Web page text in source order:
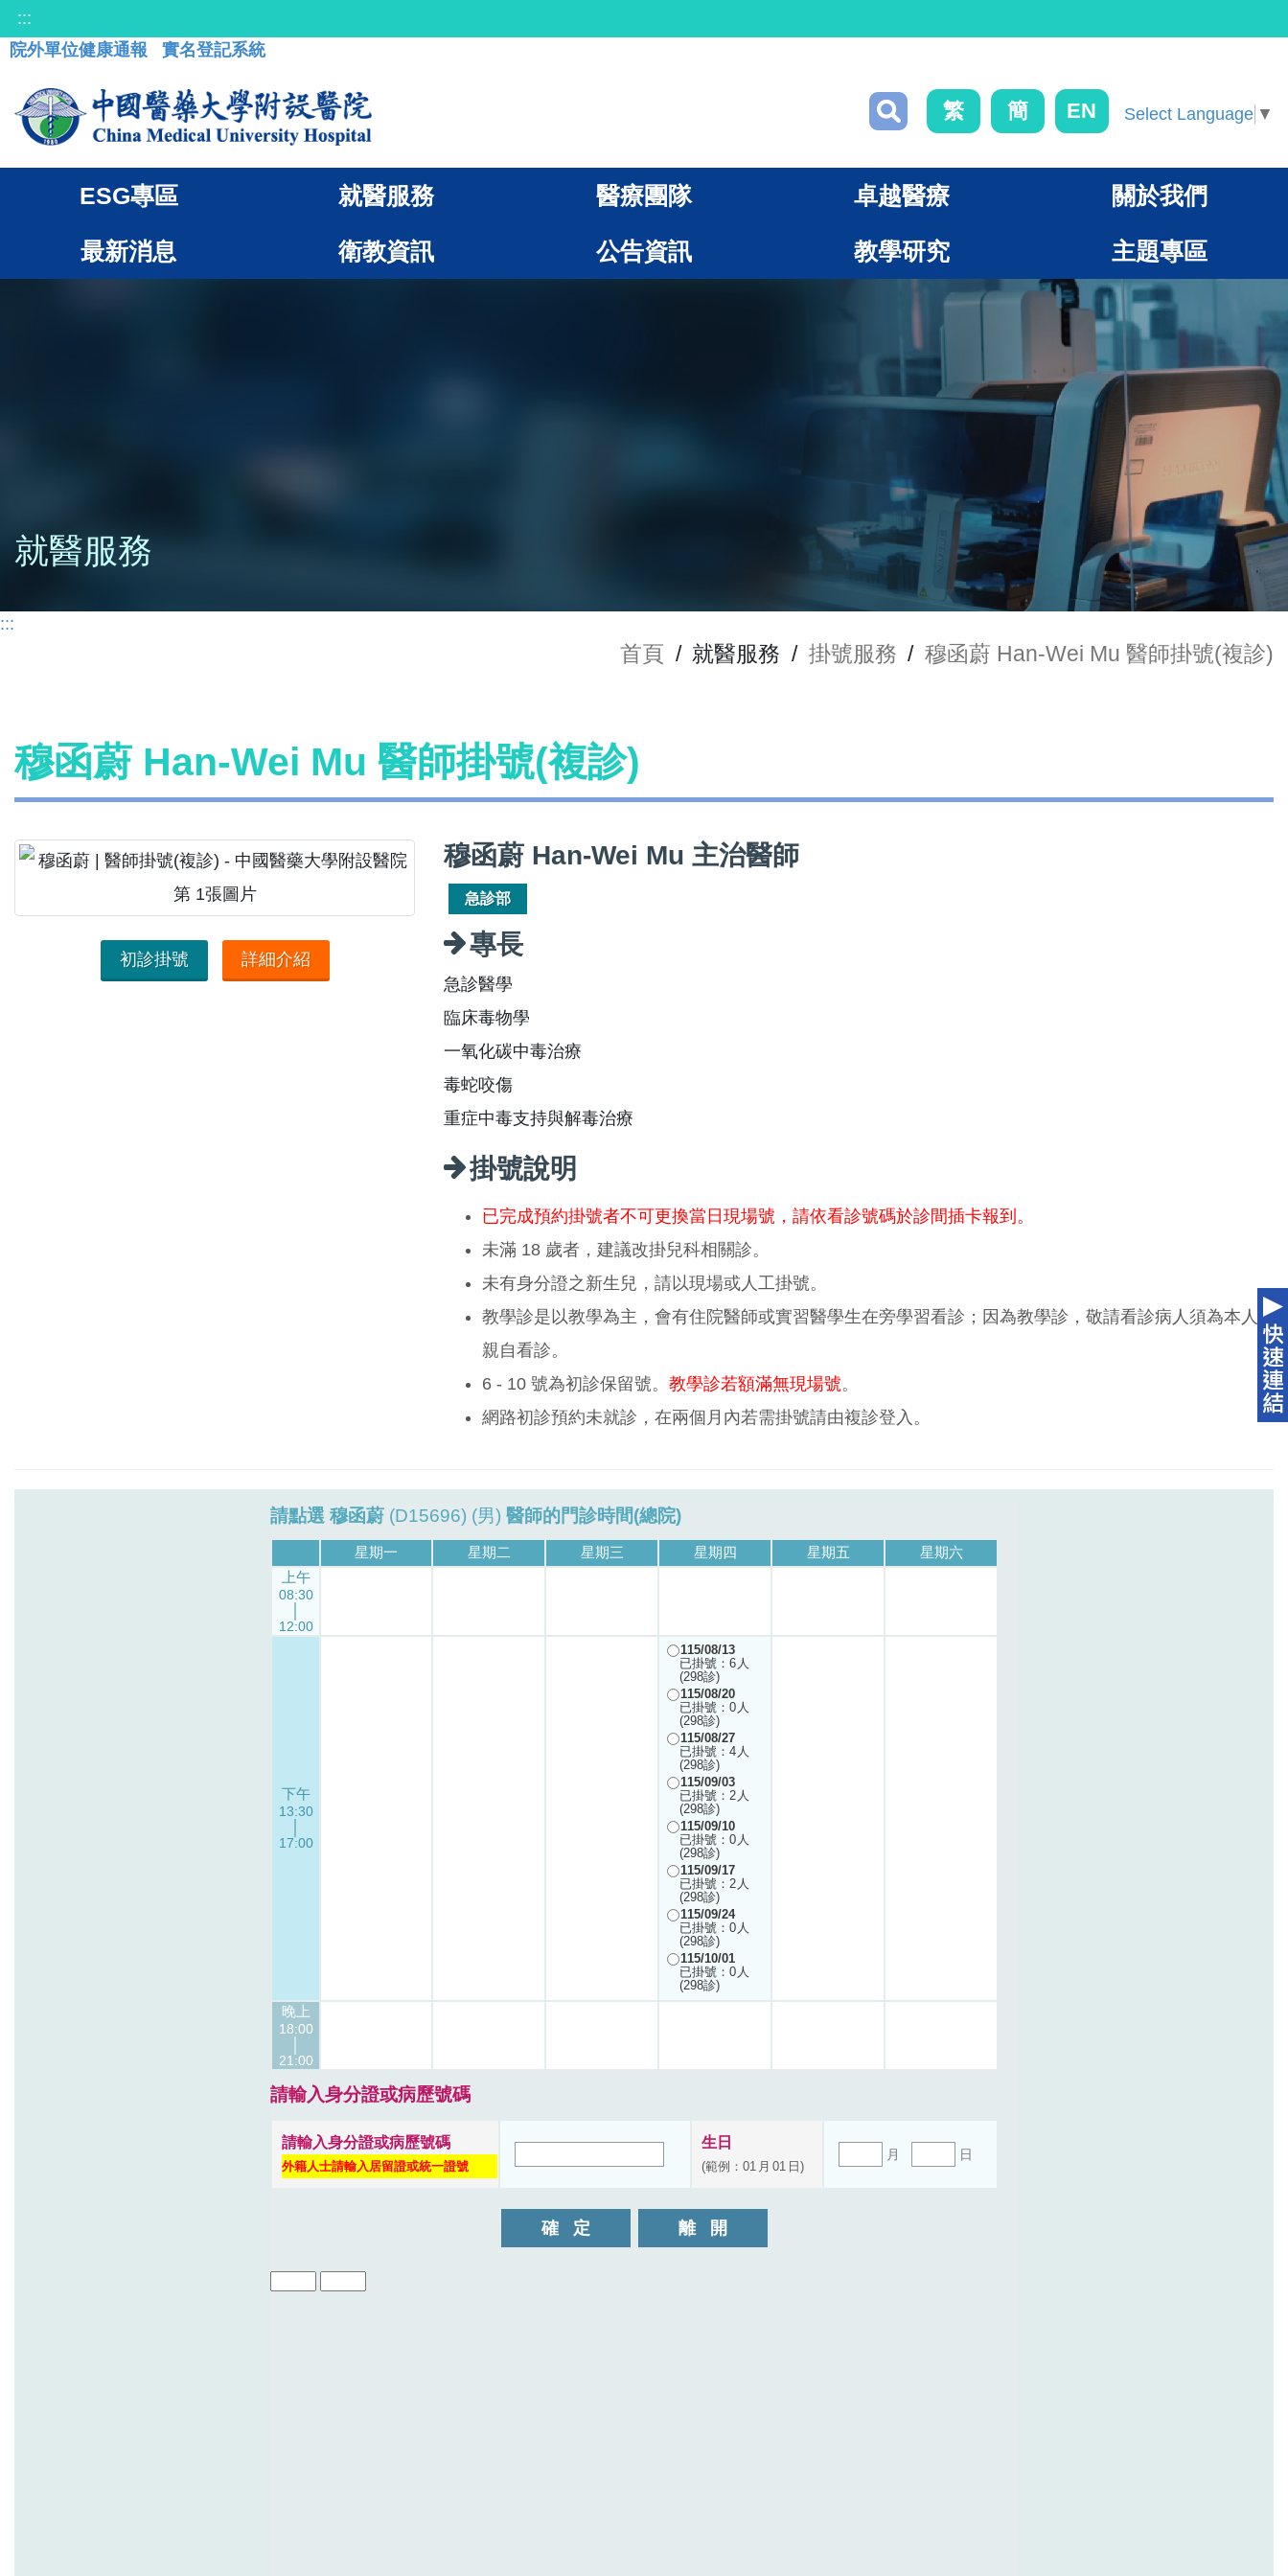
:::
院外單位健康通報
實名登記系統
繁 簡 EN Select Language ▼
ESG專區 就醫服務 醫療團隊 卓越醫療 關於我們
最新消息 衛教資訊 公告資訊 教學研究 主題專區
就醫服務
:::
首頁 / 就醫服務 / 掛號服務 / 穆函蔚 Han-Wei Mu 醫師掛號(複診)
穆函蔚 Han-Wei Mu 醫師掛號(複診)
初診掛號 詳細介紹
穆函蔚 Han-Wei Mu 主治醫師
急診部
專長
急診醫學
臨床毒物學
一氧化碳中毒治療
毒蛇咬傷
重症中毒支持與解毒治療
掛號說明
已完成預約掛號者不可更換當日現場號，請依看診號碼於診間插卡報到。
未滿 18 歲者，建議改掛兒科相關診。
未有身分證之新生兒，請以現場或人工掛號。
教學診是以教學為主，會有住院醫師或實習醫學生在旁學習看診；因為教學診，敬請看診病人須為本人
親自看診。
6 - 10 號為初診保留號。 教學診若額滿無現場號。
網路初診預約未就診，在兩個月內若需掛號請由複診登入。